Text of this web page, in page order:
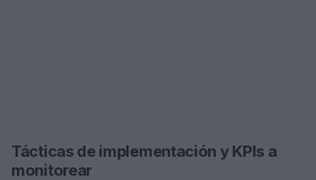
Tácticas de implementación y KPIs a
monitorear